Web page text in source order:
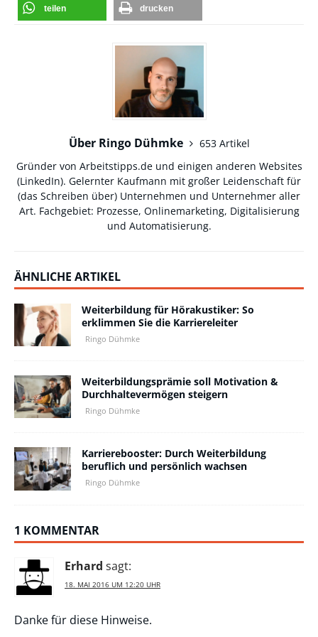
teilen drucken
Über Ringo Dühmke
653 Artikel
Gründer von Arbeitstipps.de und einigen anderen Websites
(LinkedIn). Gelernter Kaufmann mit großer Leidenschaft für
(das Schreiben über) Unternehmen und Unternehmer aller
Art. Fachgebiet: Prozesse, Onlinemarketing, Digitalisierung
und Automatisierung.
ÄHNLICHE ARTIKEL
Weiterbildung für Hörakustiker: So
erklimmen Sie die Karriereleiter
Ringo Dühmke
Weiterbildungsprämie soll Motivation &
Durchhaltevermögen steigern
Ringo Dühmke
Karrierebooster: Durch Weiterbildung
beruflich und persönlich wachsen
Ringo Dühmke
1 KOMMENTAR
Erhard sagt:
18. MAI 2016 UM 12:20 UHR
Danke für diese Hinweise.